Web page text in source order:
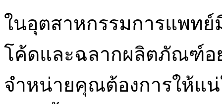
ในอุตสาหกรรมการแพท
โค้ดและฉลากผลิตภัณฑ์อ
จำหน่ายคุณต้องการให้แ